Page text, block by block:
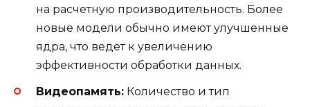
на расчетную производительность. Более
новые модели обычно имеют улучшенные
ядра, что ведет к увеличению
эффективности обработки данных.
Видеопамять: Количество и тип